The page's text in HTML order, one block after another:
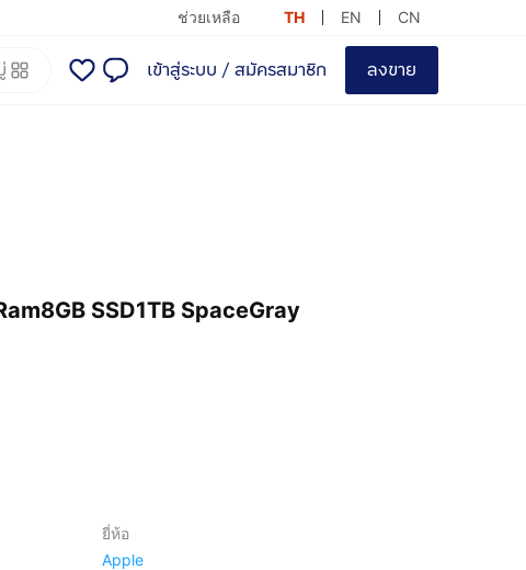
ช่วยเหลือ TH EN CN
เข้าสู่ระบบ / สมัครสมาชิก ลงขาย
SSD1TB SpaceGray
ยี่ห้อ
Apple